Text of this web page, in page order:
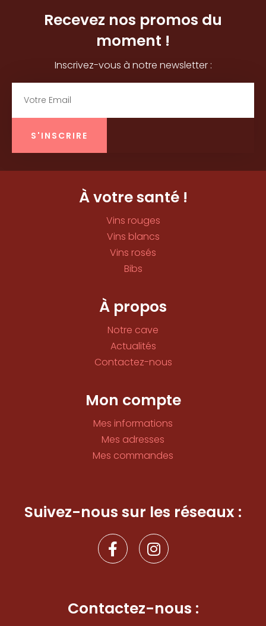
Recevez nos promos du
moment !
Inscrivez-vous à notre newsletter :
S'INSCRIRE
À votre santé !
Vins rouges
Vins blancs
Vins rosés
Bibs
À propos
Notre cave
Actualités
Contactez-nous
Mon compte
Mes informations
Mes adresses
Mes commandes
Suivez-nous sur les réseaux :
F
a
c
b
o
I
n
s
a
g
Contactez-nous :